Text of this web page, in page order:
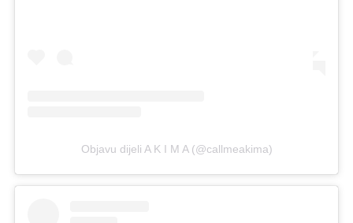
Objavu dijeli A K I M A (@callmeakima)